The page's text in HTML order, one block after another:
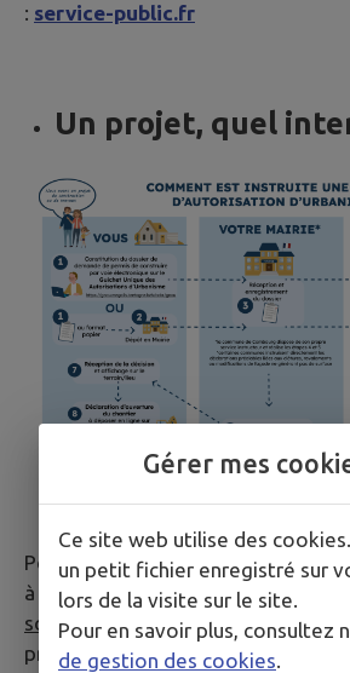
: service-public.fr
Un projet, quel
Pour tous renseignements, il
à
la mairie de la commune sur
sont projetés. La mairie est votre
privilégié.
Gérer mes
Ce site web utilise des
un petit fichier enregistré sur
lors de la visite sur le site.
Pour en savoir plus, consultez
de gestion des cookies